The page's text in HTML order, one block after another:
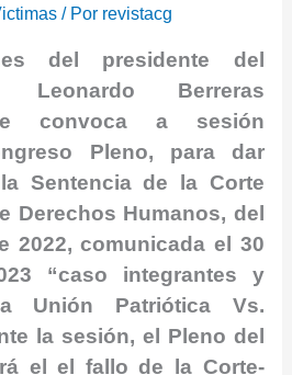
/ Por revistacg
del presidente del
Leonardo Berreras
convoca a sesión
Pleno, para dar
Sentencia de la Corte
Derechos Humanos, del
2022, comunicada el 30
“caso integrantes y
Unión Patriótica Vs.
la sesión, el Pleno del
el el fallo de la Corte-